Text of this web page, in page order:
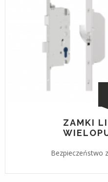
ZAMKI
Bezpieczeństwo